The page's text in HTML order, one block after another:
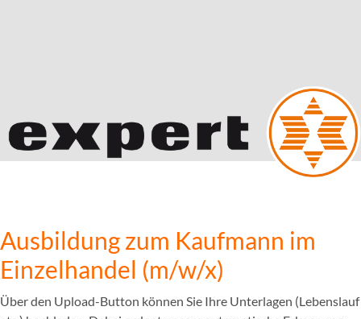
Ausbildung zum Kaufmann im
Einzelhandel (m/w/x)
Über den Upload-Button können Sie Ihre Unterlagen (Lebenslauf